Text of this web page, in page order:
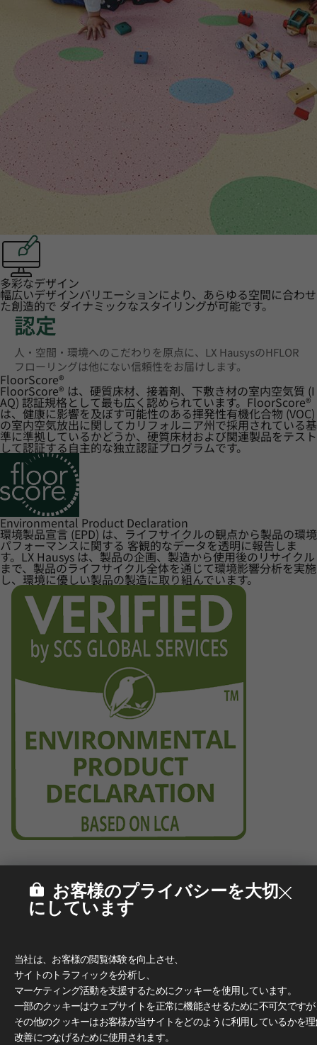
多彩なデザイン
幅広いデザインバリエーションにより、あらゆる空間に合わせ
た創造的で ダイナミックなスタイリングが可能です。
認定
人・空間・環境へのこだわりを原点に、LX HausysのHFLOR
フローリングは他にない信頼性をお届けします。
FloorScore®
FloorScore® は、硬質床材、接着剤、下敷き材の室内空気質 (I
AQ) 認証規格として最も広く認められています。FloorScore®
は、健康に影響を及ぼす可能性のある揮発性有機化合物 (VOC)
の室内空気放出に関してカリフォルニア州で採用されている基
準に準拠しているかどうか、硬質床材および関連製品をテスト
して認証する自主的な独立認証プログラムです。
Environmental Product Declaration
環境製品宣言 (EPD) は、ライフサイクルの観点から製品の環境
パフォーマンスに関する 客観的なデータを透明に報告しま
す。LX Hausys は、製品の企画、製造から使用後のリサイクル
まで、製品のライフサイクル全体を通じて環境影響分析を実施
し、環境に優しい製品の製造に取り組んでいます。
お客様のプライバシーを大切
にしています
当社は、お客様の閲覧体験を向上させ、
サイトのトラフィックを分析し、
マーケティング活動を支援するためにクッキーを使用しています。
一部のクッキーはウェブサイトを正常に機能させるために不可欠です
その他のクッキーはお客様が当サイトをどのように利用しているかを
改善につなげるために使用されます。